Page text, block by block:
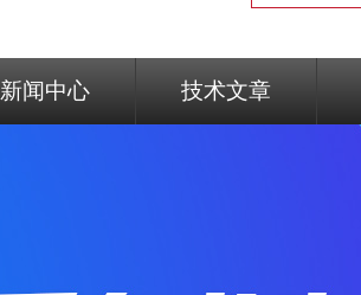
新闻中心 技术文章